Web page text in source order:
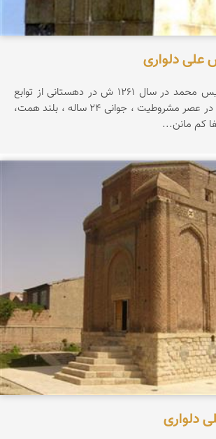
علی دلواری
رئیس علی فرزند رییس محمد در سال 1261 ش در دهستانی از توابع
بوشهر به دنیا آمد. او در عصر مشروطیت ، جوانی 24 ساله ، بلند همت،
كم مانن...
دلواری